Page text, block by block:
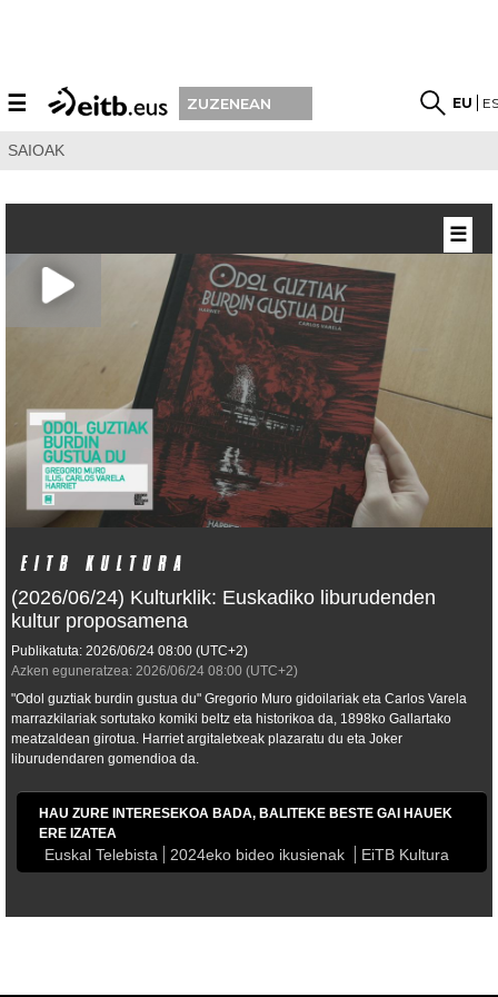
☰ ZUZENEAN EU
SAIOAK
(2026/06/24) Kulturklik: Euskadiko liburudenden
kultur proposamena
Publikatuta: 2026/06/24 08:00 (UTC+2)
Azken eguneratzea: 2026/06/24 08:00 (UTC+2)
"Odol guztiak burdin gustua du" Gregorio Muro gidoilariak eta Carlos Varela
marrazkilariak sortutako komiki beltz eta historikoa da, 1898ko Gallartako
meatzaldean girotua. Harriet argitaletxeak plazaratu du eta Joker
liburudendaren gomendioa da.
HAU ZURE INTERESEKOA BADA, BALITEKE BESTE GAI HAUEK
ERE IZATEA
Euskal Telebista 2024eko bideo ikusienak EiTB Kultura
☰